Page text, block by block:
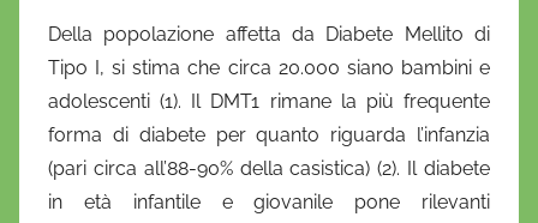
Della popolazione affetta da Diabete Mellito di
Tipo I, si stima che circa 20.000 siano bambini e
adolescenti (1). Il DMT1 rimane la più frequente
forma di diabete per quanto riguarda l’infanzia
(pari circa all’88-90% della casistica) (2). Il diabete
in età infantile e giovanile pone rilevanti